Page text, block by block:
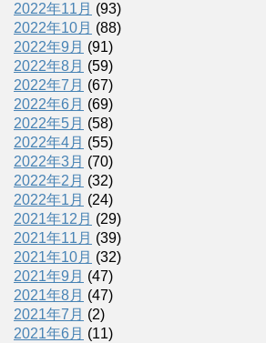
2022年11月 (93)
2022年10月 (88)
2022年9月 (91)
2022年8月 (59)
2022年7月 (67)
2022年6月 (69)
2022年5月 (58)
2022年4月 (55)
2022年3月 (70)
2022年2月 (32)
2022年1月 (24)
2021年12月 (29)
2021年11月 (39)
2021年10月 (32)
2021年9月 (47)
2021年8月 (47)
2021年7月 (2)
2021年6月 (11)